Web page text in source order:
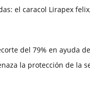
el caracol Lirapex
del 79% en ayuda
la protección de la